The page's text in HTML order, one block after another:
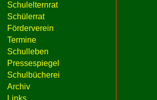
Schulelternrat
Schülerrat
Förderverein
Termine
Schulleben
Pressespiegel
Schulbücherei
Archiv
Links